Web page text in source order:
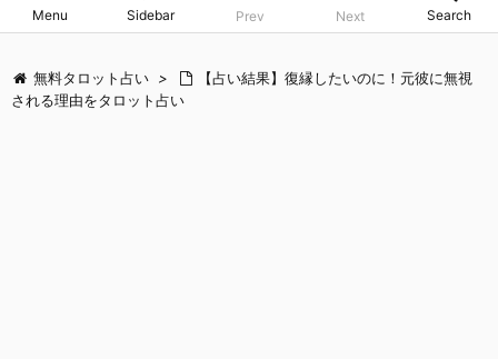
Menu Sidebar Prev Next Search
無料タロット占い >
【占い結果】復縁したいのに！元彼に無視
される理由をタロット占い